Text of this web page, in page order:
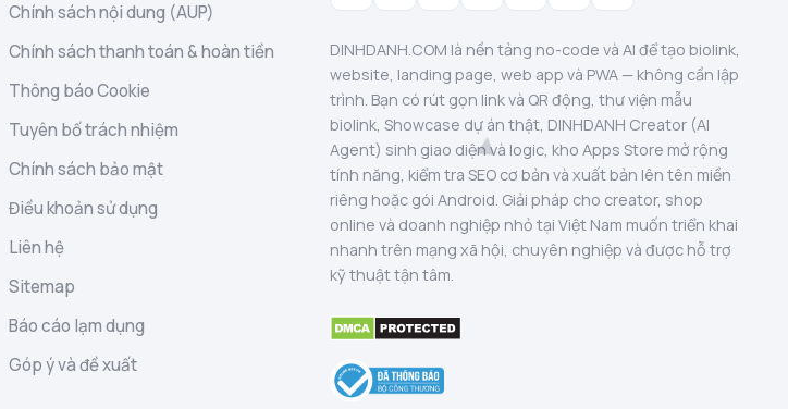
Chính sách nội dung (AUP)
Chính sách thanh toán & hoàn tiền
Thông báo Cookie
Tuyên bố trách nhiệm
Chính sách bảo mật
Điều khoản sử dụng
Liên hệ
Sitemap
Báo cáo lạm dụng
Góp ý và đề xuất
DINHDANH.COM là nền tảng no-code và AI để tạo biolink,
website, landing page, web app và PWA — không cần lập
trình. Bạn có rút gọn link và QR động, thư viện mẫu
biolink, Showcase dự án thật, DINHDANH Creator (AI
Agent) sinh giao diện và logic, kho Apps Store mở rộng
tính năng, kiểm tra SEO cơ bản và xuất bản lên tên miền
riêng hoặc gói Android. Giải pháp cho creator, shop
online và doanh nghiệp nhỏ tại Việt Nam muốn triển khai
nhanh trên mạng xã hội, chuyên nghiệp và được hỗ trợ
kỹ thuật tận tâm.